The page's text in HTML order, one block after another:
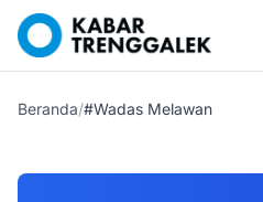
Beranda/#Wadas Melawan